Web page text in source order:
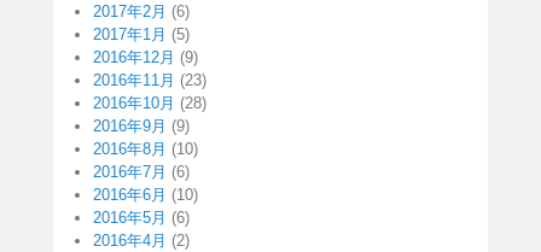
2017年2月 (6)
2017年1月 (5)
2016年12月 (9)
2016年11月 (23)
2016年10月 (28)
2016年9月 (9)
2016年8月 (10)
2016年7月 (6)
2016年6月 (10)
2016年5月 (6)
2016年4月 (2)